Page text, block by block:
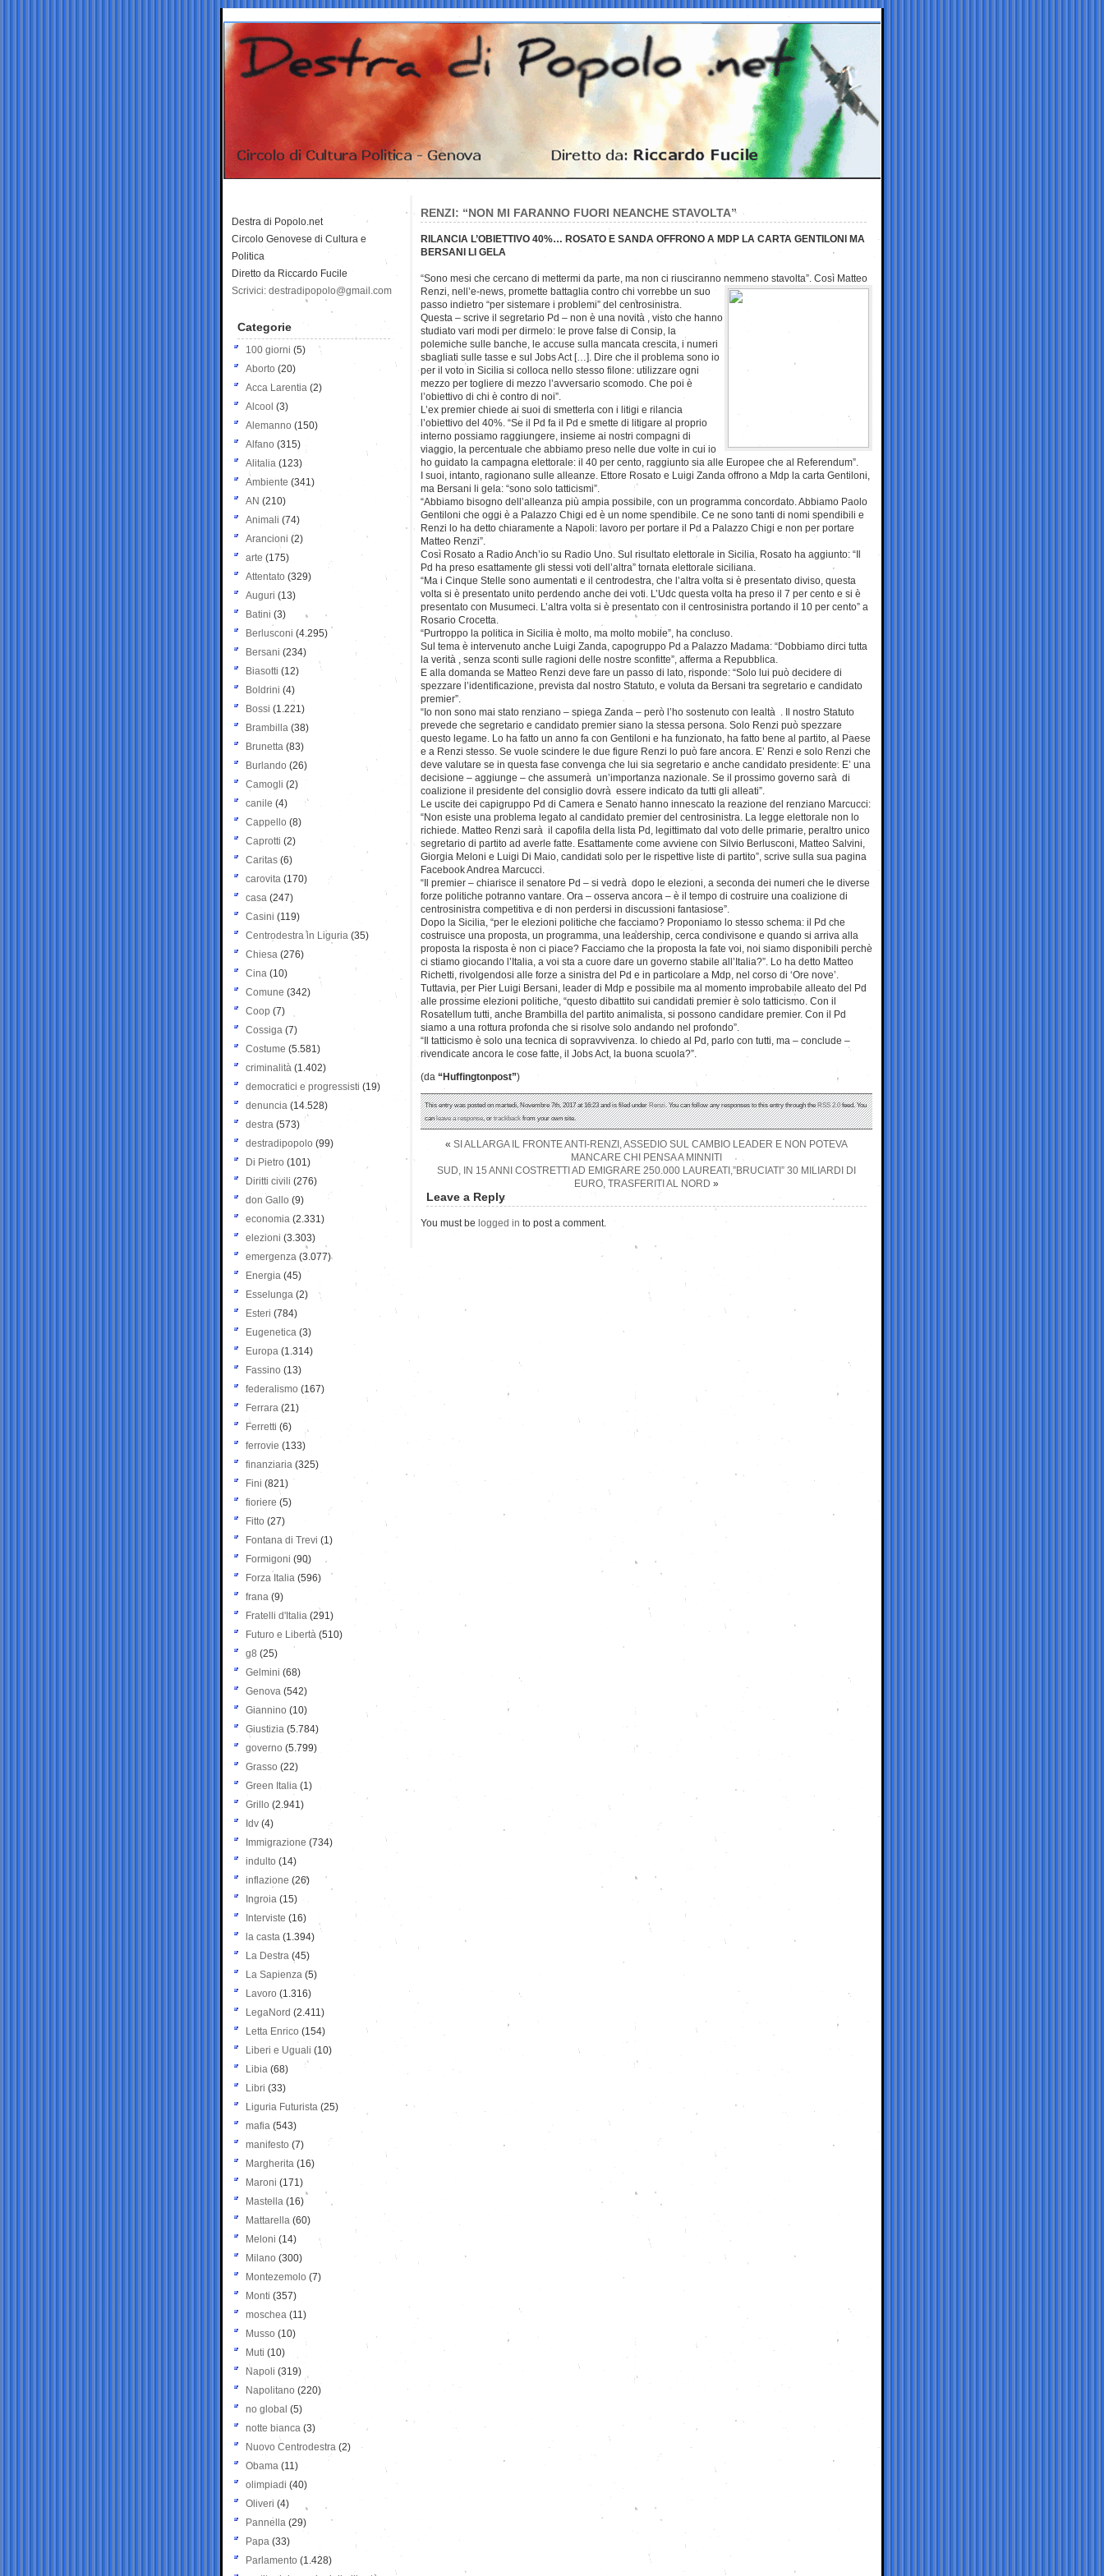
RENZI: “NON MI FARANNO FUORI NEANCHE STAVOLTA”
RILANCIA L’OBIETTIVO 40%… ROSATO E SANDA OFFRONO A MDP LA CARTA GENTILONI MA
BERSANI LI GELA
“Sono mesi che cercano di mettermi da parte, ma non ci riusciranno nemmeno stavolta”. Così Matteo
Renzi, nell’e-news, promette battaglia contro chi vorrebbe un suo
passo indietro “per sistemare i problemi” del centrosinistra.
Questa – scrive il segretario Pd – non è una novità , visto che hanno
studiato vari modi per dirmelo: le prove false di Consip, la
polemiche sulle banche, le accuse sulla mancata crescita, i numeri
sbagliati sulle tasse e sul Jobs Act […]. Dire che il problema sono io
per il voto in Sicilia si colloca nello stesso filone: utilizzare ogni
mezzo per togliere di mezzo l’avversario scomodo. Che poi è
l’obiettivo di chi è contro di noi”.
L’ex premier chiede ai suoi di smetterla con i litigi e rilancia
l’obiettivo del 40%. “Se il Pd fa il Pd e smette di litigare al proprio
interno possiamo raggiungere, insieme ai nostri compagni di
viaggio, la percentuale che abbiamo preso nelle due volte in cui io
ho guidato la campagna elettorale: il 40 per cento, raggiunto sia alle Europee che al Referendum”.
I suoi, intanto, ragionano sulle alleanze. Ettore Rosato e Luigi Zanda offrono a Mdp la carta Gentiloni,
ma Bersani li gela: “sono solo tatticismi”.
“Abbiamo bisogno dell’alleanza più ampia possibile, con un programma concordato. Abbiamo Paolo
Gentiloni che oggi è a Palazzo Chigi ed è un nome spendibile. Ce ne sono tanti di nomi spendibili e
Renzi lo ha detto chiaramente a Napoli: lavoro per portare il Pd a Palazzo Chigi e non per portare
Matteo Renzi”.
Così Rosato a Radio Anch’io su Radio Uno. Sul risultato elettorale in Sicilia, Rosato ha aggiunto: “Il
Pd ha preso esattamente gli stessi voti dell’altra” tornata elettorale siciliana.
“Ma i Cinque Stelle sono aumentati e il centrodestra, che l’altra volta si è presentato diviso, questa
volta si è presentato unito perdendo anche dei voti. L’Udc questa volta ha preso il 7 per cento e si è
presentato con Musumeci. L’altra volta si è presentato con il centrosinistra portando il 10 per cento” a
Rosario Crocetta.
“Purtroppo la politica in Sicilia è molto, ma molto mobile”, ha concluso.
Sul tema è intervenuto anche Luigi Zanda, capogruppo Pd a Palazzo Madama: “Dobbiamo dirci tutta
la verità , senza sconti sulle ragioni delle nostre sconfitte”, afferma a Repubblica.
E alla domanda se Matteo Renzi deve fare un passo di lato, risponde: “Solo lui può decidere di
spezzare l’identificazione, prevista dal nostro Statuto, e voluta da Bersani tra segretario e candidato
premier”.
“Io non sono mai stato renziano – spiega Zanda – però l’ho sostenuto con lealtà . Il nostro Statuto
prevede che segretario e candidato premier siano la stessa persona. Solo Renzi può spezzare
questo legame. Lo ha fatto un anno fa con Gentiloni e ha funzionato, ha fatto bene al partito, al Paese
e a Renzi stesso. Se vuole scindere le due figure Renzi lo può fare ancora. E’ Renzi e solo Renzi che
deve valutare se in questa fase convenga che lui sia segretario e anche candidato presidente. E’ una
decisione – aggiunge – che assumerà un’importanza nazionale. Se il prossimo governo sarà di
coalizione il presidente del consiglio dovrà essere indicato da tutti gli alleati”.
Le uscite dei capigruppo Pd di Camera e Senato hanno innescato la reazione del renziano Marcucci:
“Non esiste una problema legato al candidato premier del centrosinistra. La legge elettorale non lo
richiede. Matteo Renzi sarà il capofila della lista Pd, legittimato dal voto delle primarie, peraltro unico
segretario di partito ad averle fatte. Esattamente come avviene con Silvio Berlusconi, Matteo Salvini,
Giorgia Meloni e Luigi Di Maio, candidati solo per le rispettive liste di partito”, scrive sulla sua pagina
Facebook Andrea Marcucci.
“Il premier – chiarisce il senatore Pd – si vedrà dopo le elezioni, a seconda dei numeri che le diverse
forze politiche potranno vantare. Ora – osserva ancora – è il tempo di costruire una coalizione di
centrosinistra competitiva e di non perdersi in discussioni fantasiose”.
Dopo la Sicilia, “per le elezioni politiche che facciamo? Proponiamo lo stesso schema: il Pd che
costruisce una proposta, un programma, una leadership, cerca condivisone e quando si arriva alla
proposta la risposta è non ci piace? Facciamo che la proposta la fate voi, noi siamo disponibili perchè
ci stiamo giocando l’Italia, a voi sta a cuore dare un governo stabile all’Italia?”. Lo ha detto Matteo
Richetti, rivolgendosi alle forze a sinistra del Pd e in particolare a Mdp, nel corso di ‘Ore nove’.
Tuttavia, per Pier Luigi Bersani, leader di Mdp e possibile ma al momento improbabile alleato del Pd
alle prossime elezioni politiche, “questo dibattito sui candidati premier è solo tatticismo. Con il
Rosatellum tutti, anche Brambilla del partito animalista, si possono candidare premier. Con il Pd
siamo a una rottura profonda che si risolve solo andando nel profondo”.
“Il tatticismo è solo una tecnica di sopravvivenza. Io chiedo al Pd, parlo con tutti, ma – conclude –
rivendicate ancora le cose fatte, il Jobs Act, la buona scuola?”.
(da “Huffingtonpost”)
This entry was posted on martedì, Novembre 7th, 2017 at 16:23 and is filed underRenzi. You can follow any responses to this entry through theRSS 2.0feed. You
canleave a response, ortrackbackfrom your own site.
« SI ALLARGA IL FRONTE ANTI-RENZI, ASSEDIO SUL CAMBIO LEADER E NON POTEVA
MANCARE CHI PENSA A MINNITI
SUD, IN 15 ANNI COSTRETTI AD EMIGRARE 250.000 LAUREATI,”BRUCIATI” 30 MILIARDI DI
EURO, TRASFERITI AL NORD »
Leave a Reply
You must be logged in to post a comment.
Destra di Popolo.net
Circolo Genovese di Cultura e
Politica
Diretto da Riccardo Fucile
Scrivici: destradipopolo@gmail.com
Categorie
100 giorni (5)
Aborto (20)
Acca Larentia (2)
Alcool (3)
Alemanno (150)
Alfano (315)
Alitalia (123)
Ambiente (341)
AN (210)
Animali (74)
Arancioni (2)
arte (175)
Attentato (329)
Auguri (13)
Batini (3)
Berlusconi (4.295)
Bersani (234)
Biasotti (12)
Boldrini (4)
Bossi (1.221)
Brambilla (38)
Brunetta (83)
Burlando (26)
Camogli (2)
canile (4)
Cappello (8)
Caprotti (2)
Caritas (6)
carovita (170)
casa (247)
Casini (119)
Centrodestra in Liguria (35)
Chiesa (276)
Cina (10)
Comune (342)
Coop (7)
Cossiga (7)
Costume (5.581)
criminalità (1.402)
democratici e progressisti (19)
denuncia (14.528)
destra (573)
destradipopolo (99)
Di Pietro (101)
Diritti civili (276)
don Gallo (9)
economia (2.331)
elezioni (3.303)
emergenza (3.077)
Energia (45)
Esselunga (2)
Esteri (784)
Eugenetica (3)
Europa (1.314)
Fassino (13)
federalismo (167)
Ferrara (21)
Ferretti (6)
ferrovie (133)
finanziaria (325)
Fini (821)
fioriere (5)
Fitto (27)
Fontana di Trevi (1)
Formigoni (90)
Forza Italia (596)
frana (9)
Fratelli d'Italia (291)
Futuro e Libertà (510)
g8 (25)
Gelmini (68)
Genova (542)
Giannino (10)
Giustizia (5.784)
governo (5.799)
Grasso (22)
Green Italia (1)
Grillo (2.941)
Idv (4)
Immigrazione (734)
indulto (14)
inflazione (26)
Ingroia (15)
Interviste (16)
la casta (1.394)
La Destra (45)
La Sapienza (5)
Lavoro (1.316)
LegaNord (2.411)
Letta Enrico (154)
Liberi e Uguali (10)
Libia (68)
Libri (33)
Liguria Futurista (25)
mafia (543)
manifesto (7)
Margherita (16)
Maroni (171)
Mastella (16)
Mattarella (60)
Meloni (14)
Milano (300)
Montezemolo (7)
Monti (357)
moschea (11)
Musso (10)
Muti (10)
Napoli (319)
Napolitano (220)
no global (5)
notte bianca (3)
Nuovo Centrodestra (2)
Obama (11)
olimpiadi (40)
Oliveri (4)
Pannella (29)
Papa (33)
Parlamento (1.428)